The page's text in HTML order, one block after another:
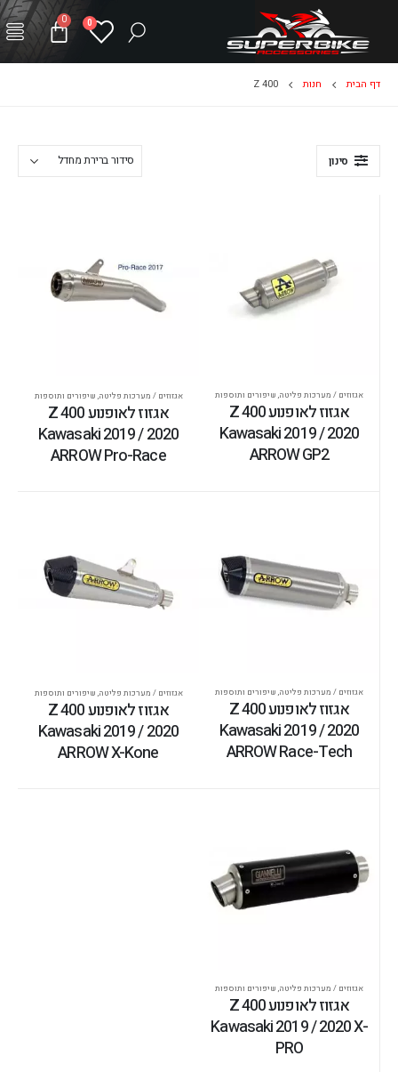
0
0
דף הבית חנות Z 400
סינון
אגזוזים / מערכות פליטה, שיפורים ותוספות
אגזוז לאופנוע Z 400
Kawasaki 2019 / 2020
ARROW GP2
אגזוזים / מערכות פליטה, שיפורים ותוספות
אגזוז לאופנוע Z 400
Kawasaki 2019 / 2020
ARROW Pro-Race
אגזוזים / מערכות פליטה, שיפורים ותוספות
אגזוז לאופנוע Z 400
Kawasaki 2019 / 2020
ARROW Race-Tech
אגזוזים / מערכות פליטה, שיפורים ותוספות
אגזוז לאופנוע Z 400
Kawasaki 2019 / 2020
ARROW X-Kone
אגזוזים / מערכות פליטה, שיפורים ותוספות
אגזוז לאופנוע Z 400
Kawasaki 2019 / 2020 X-
PRO